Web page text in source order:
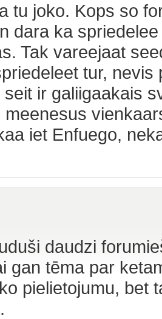
tu joko. Kops so
dara ka
Tak vareejaat
tur,
seit ir galiigaakais
iet Enfuego,
daudzi
gan tēma par
pielietojumu, bet